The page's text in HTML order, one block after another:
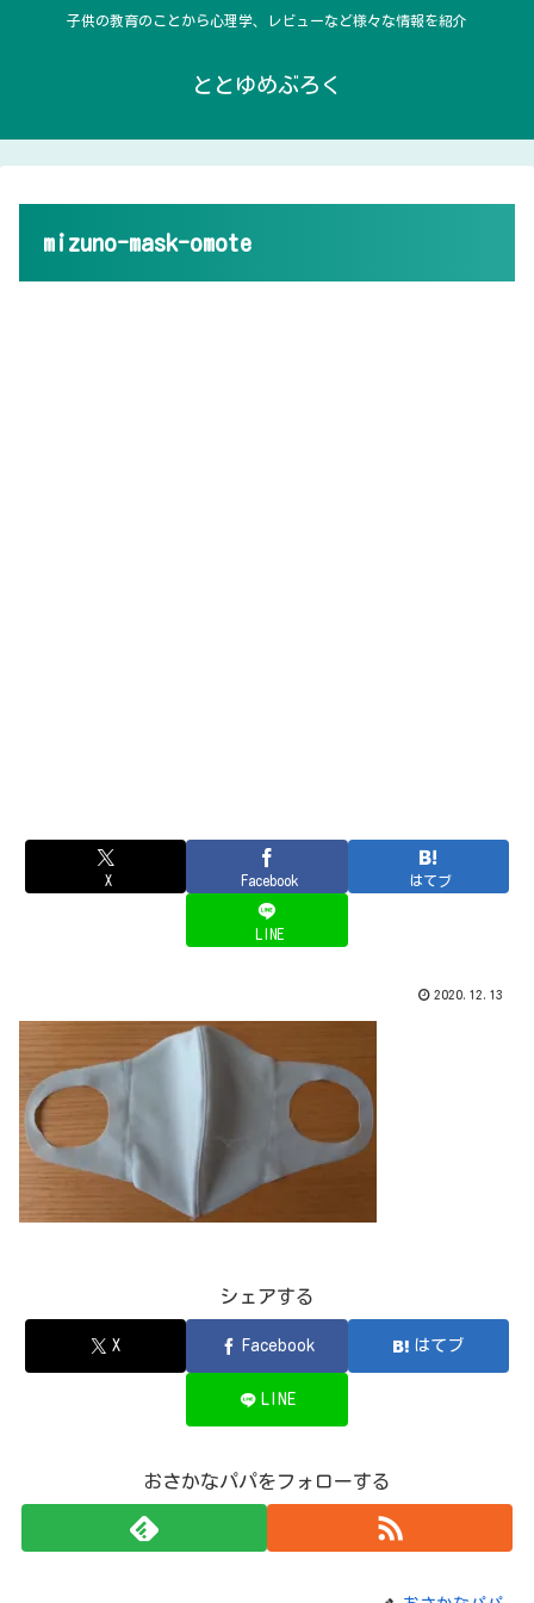
子供の教育のことから心理学、レビューなど様々な情報を紹介
ととゆめぶろく
mizuno-mask-omote
X Facebook はてブ
LINE
2020.12.13
シェアする
X Facebook はてブ
LINE
おさかなパパをフォローする